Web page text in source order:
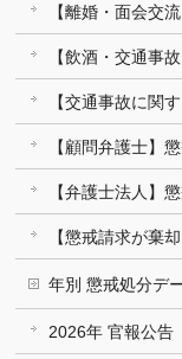
【離婚・面会交
【飲酒・交通事
【交通事故に関
【顧問弁護士】
【弁護士法人】
【懲戒請求が棄
年別 懲戒処分デ
2026年 官報公告